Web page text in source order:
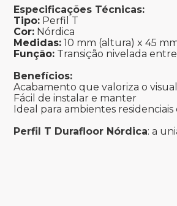
Especificações Técnicas:
Tipo: Perfil T
Cor: Nórdica
Medidas: 10 mm (altura) x 45
Função: Transição nivelada
Benefícios:
Acabamento que valoriza o
Fácil de instalar e manter
Ideal para ambientes
Perfil T Durafloor Nórdica: a